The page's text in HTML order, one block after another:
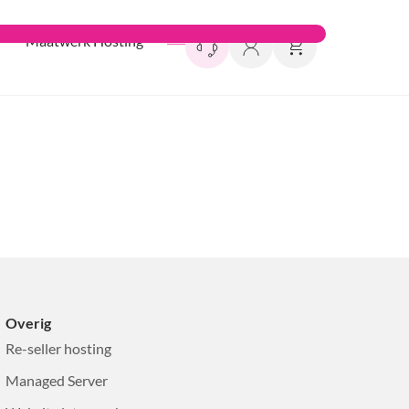
Maatwerk Hosting
Overig
Re-seller hosting
Managed Server